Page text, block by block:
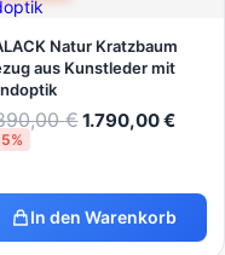
Natur Kratzbaum
aus Kunstleder mit
€1.790,00€
In den Warenkorb